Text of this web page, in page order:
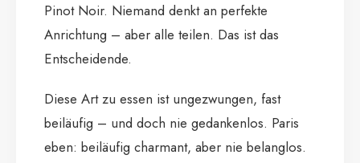
Pinot Noir. Niemand denkt an perfekte
Anrichtung – aber alle teilen. Das ist das
Entscheidende.
Diese Art zu essen ist ungezwungen, fast
beiläufig – und doch nie gedankenlos. Paris
eben: beiläufig charmant, aber nie belanglos.